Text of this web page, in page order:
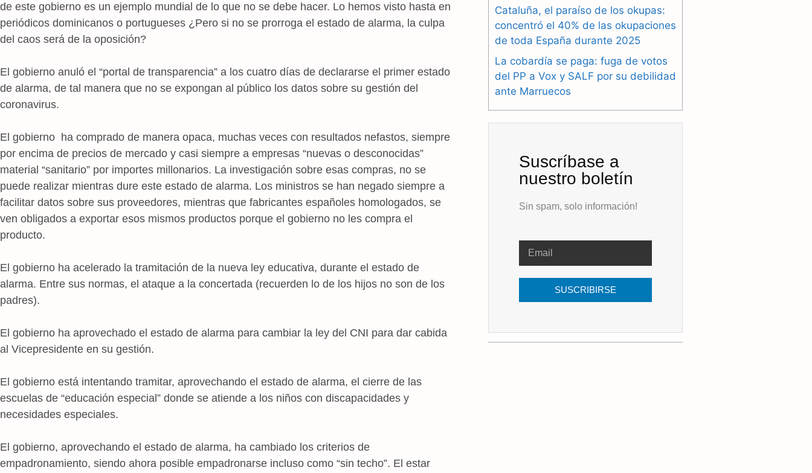
de este gobierno es un ejemplo mundial de lo que no se debe hacer. Lo hemos visto hasta en
periódicos dominicanos o portugueses ¿Pero si no se prorroga el estado de alarma, la culpa
del caos será de la oposición?
El gobierno anuló el “portal de transparencia” a los cuatro días de declararse el primer estado
de alarma, de tal manera que no se expongan al público los datos sobre su gestión del
coronavirus.
El gobierno ha comprado de manera opaca, muchas veces con resultados nefastos, siempre
por encima de precios de mercado y casi siempre a empresas “nuevas o desconocidas”
material “sanitario” por importes millonarios. La investigación sobre esas compras, no se
puede realizar mientras dure este estado de alarma. Los ministros se han negado siempre a
facilitar datos sobre sus proveedores, mientras que fabricantes españoles homologados, se
ven obligados a exportar esos mismos productos porque el gobierno no les compra el
producto.
El gobierno ha acelerado la tramitación de la nueva ley educativa, durante el estado de
alarma. Entre sus normas, el ataque a la concertada (recuerden lo de los hijos no son de los
padres).
El gobierno ha aprovechado el estado de alarma para cambiar la ley del CNI para dar cabida
al Vicepresidente en su gestión.
El gobierno está intentando tramitar, aprovechando el estado de alarma, el cierre de las
escuelas de “educación especial” donde se atiende a los niños con discapacidades y
necesidades especiales.
El gobierno, aprovechando el estado de alarma, ha cambiado los criterios de
empadronamiento, siendo ahora posible empadronarse incluso como “sin techo”. El estar
Cataluña, el paraíso de los okupas:
concentró el 40% de las okupaciones
de toda España durante 2025
La cobardía se paga: fuga de votos
del PP a Vox y SALF por su debilidad
ante Marruecos
Suscríbase a
nuestro boletín
Sin spam, solo información!
SUSCRIBIRSE